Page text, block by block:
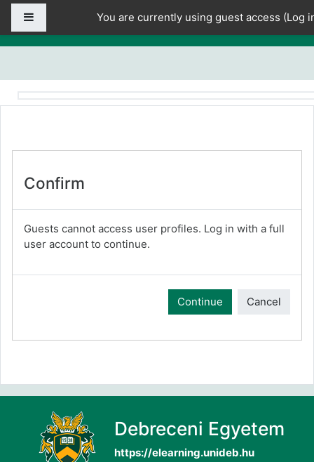
Skip to main content
You are currently using guest access (Log
Confirm
Guests cannot access user profiles. Log in with a full
user account to continue.
Continue Cancel
Debreceni Egyetem
https://elearning.unideb.hu